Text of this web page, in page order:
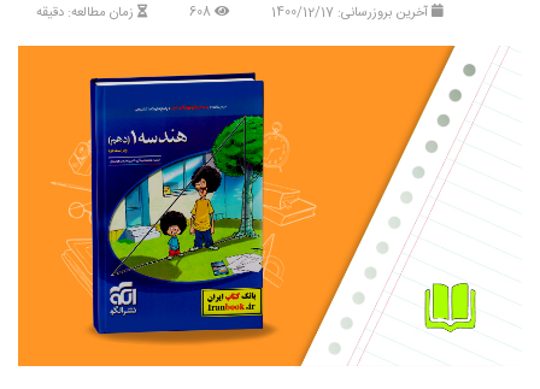
آخرین بروزرسانی: 1400/12/17 زمان مطالعه: دقیقه